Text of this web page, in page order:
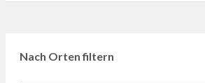
Nach Orten filtern